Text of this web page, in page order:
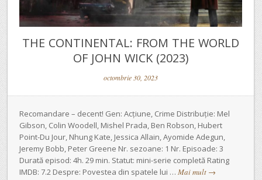
THE CONTINENTAL: FROM THE WORLD
OF JOHN WICK (2023)
octombrie 30, 2023
Recomandare – decent! Gen: Acțiune, Crime Distribuție: Mel
Gibson, Colin Woodell, Mishel Prada, Ben Robson, Hubert
Point-Du Jour, Nhung Kate, Jessica Allain, Ayomide Adegun,
Jeremy Bobb, Peter Greene Nr. sezoane: 1 Nr. Episoade: 3
Durată episod: 4h. 29 min. Statut: mini-serie completă Rating
IMDB: 7.2 Despre: Povestea din spatele lui … Mai mult →